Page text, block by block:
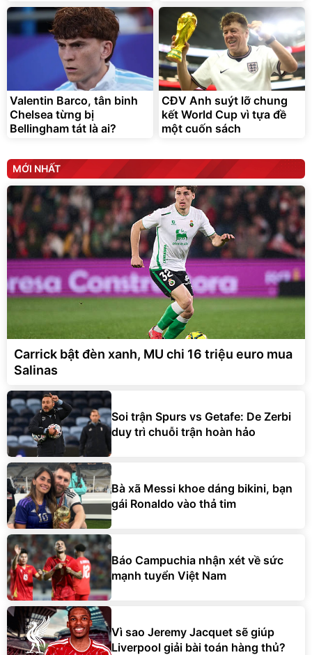
Valentin Barco, tân binh
Chelsea từng bị
Bellingham tát là ai?
CĐV Anh suýt lỡ chung
kết World Cup vì tựa đề
một cuốn sách
MỚI NHẤT
Carrick bật đèn xanh, MU chi 16 triệu euro mua
Salinas
Soi trận Spurs vs Getafe: De Zerbi
duy trì chuỗi trận hoàn hảo
Bà xã Messi khoe dáng bikini, bạn
gái Ronaldo vào thả tim
Báo Campuchia nhận xét về sức
mạnh tuyển Việt Nam
Vì sao Jeremy Jacquet sẽ giúp
Liverpool giải bài toán hàng thủ?